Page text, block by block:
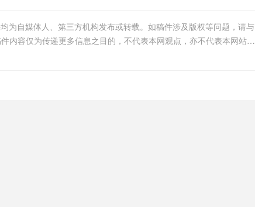
为自媒体人、第三方机构发布或转载。如稿件涉及版权等问题，请与
我们联系删除或处理，客服邮箱123456@qq.com，稿件内容仅为传递更多信息之目的，不代表本网观点，亦不代表本网站赞同